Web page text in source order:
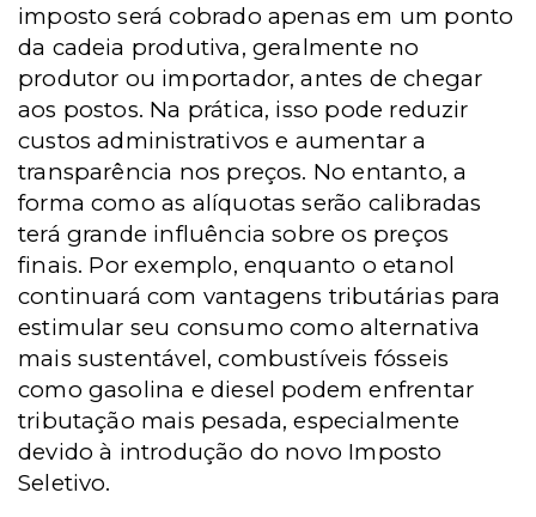
imposto será cobrado apenas em um ponto
da cadeia produtiva, geralmente no
produtor ou importador, antes de chegar
aos postos. Na prática, isso pode reduzir
custos administrativos e aumentar a
transparência nos preços. No entanto, a
forma como as alíquotas serão calibradas
terá grande influência sobre os preços
finais. Por exemplo, enquanto o etanol
continuará com vantagens tributárias para
estimular seu consumo como alternativa
mais sustentável, combustíveis fósseis
como gasolina e diesel podem enfrentar
tributação mais pesada, especialmente
devido à introdução do novo Imposto
Seletivo.